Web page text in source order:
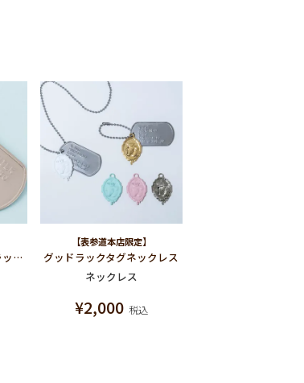
ふしぎなうさぎ グッドラックタグネックレス
【表参道本店限定】
グッドラックタグネックレス
ネックレス
¥2,000 税込